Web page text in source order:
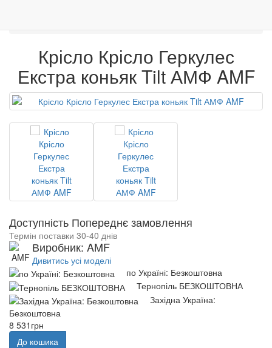
Крісло Крісло Геркулес
Екстра коньяк Tilt АМФ AMF
Доступність Попереднє замовлення
Термін поставки 30-40 днів
Виробник: AMF
Дивитись усі моделі
по Україні: Безкоштовна
Тернопіль БЕЗКОШТОВНА
Західна Україна:
Безкоштовна
8 531грн
До кошика